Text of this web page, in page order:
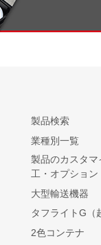
製品検索
業種別一覧
製品のカスタ
工・オプション
大型輸送機器
タフライトG（
2色コンテナ